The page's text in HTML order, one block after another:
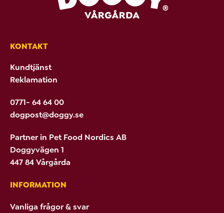
KONTAKT
Kundtjänst
Reklamation
0771- 64 64 00
dogpost@doggy.se
Partner in Pet Food Nordics AB
Doggyvägen 1
447 84 Vårgårda
INFORMATION
Vanliga frågor & svar